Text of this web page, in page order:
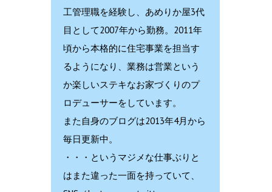
工管理職を経験し、あめりか屋3代
目として2007年から勤務。2011年
頃から本格的に住宅事業を担当す
るようになり、業務は営業という
か楽しいステキなお家づくりのプ
ロデューサーをしています。
また自身のブログは2013年4月から
毎日更新中。
・・・というマジメな仕事ぶりと
はまた違った一面を持っていて、